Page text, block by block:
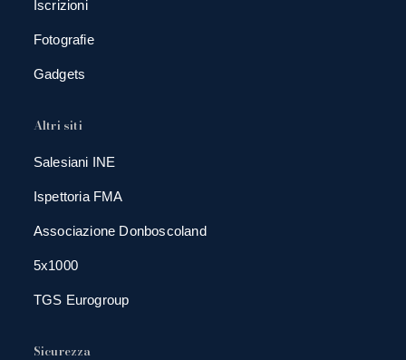
Iscrizioni
Fotografie
Gadgets
Altri siti
Salesiani INE
Ispettoria FMA
Associazione Donboscoland
5x1000
TGS Eurogroup
Sicurezza